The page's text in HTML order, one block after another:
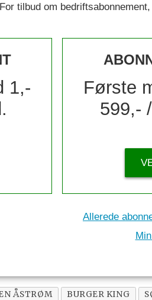
For tilbud om
1,-
Første
599,-
Allerede
ÅSTRØM BURGER KING